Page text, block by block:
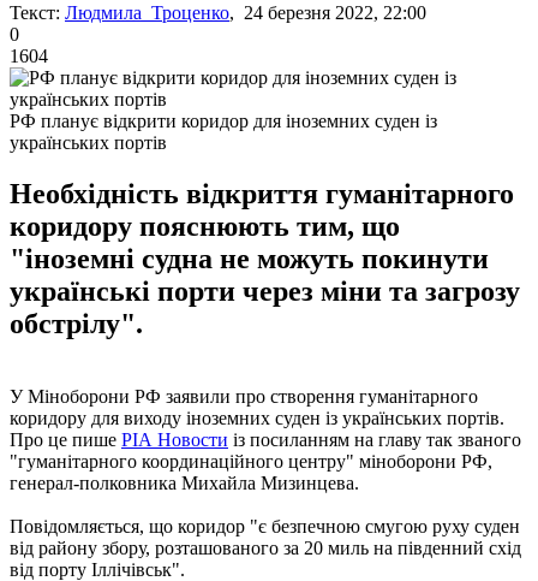
Текст: Людмила Троценко, 24 березня 2022, 22:00
0
1604
РФ планує відкрити коридор для іноземних суден із
українських портів
Необхідність відкриття гуманітарного
коридору пояснюють тим, що
"іноземні судна не можуть покинути
українські порти через міни та загрозу
обстрілу".
У Міноборони РФ заявили про створення гуманітарного
коридору для виходу іноземних суден із українських портів.
Про це пише РІА Новости із посиланням на главу так званого
"гуманітарного координаційного центру" міноборони РФ,
генерал-полковника Михайла Мизинцева.
Повідомляється, що коридор "є безпечною смугою руху суден
від району збору, розташованого за 20 миль на південний схід
від порту Іллічівськ".